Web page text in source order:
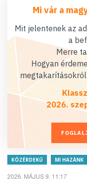
Mi vár a
Mit jelentenek az
a
Merre
Hogyan
2026.
KÖZÉRDEKŰ MI HAZÁNK
2026. MÁJUS 9. 11:17